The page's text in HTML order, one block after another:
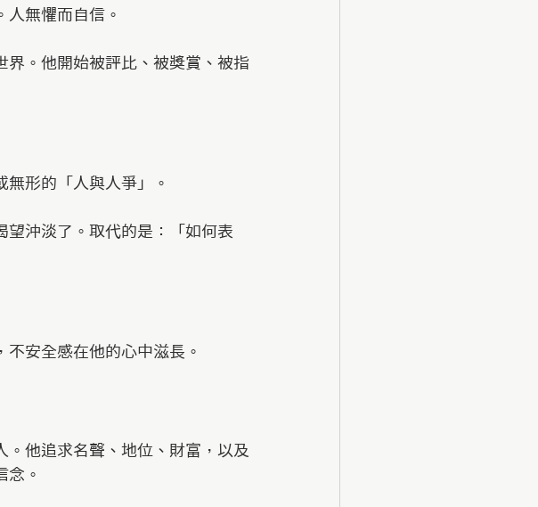
無懼而自信。
界。他開始被評比、被獎賞、被指
形的「人與人爭」。
望沖淡了。取代的是：「如何表
安全感在他的心中滋長。
他追求名聲、地位、財富，以及
念。